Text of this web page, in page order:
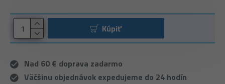
Kúpiť
Nad 60 € doprava zadarmo
Väčšinu objednávok expedujeme do 24 hodín